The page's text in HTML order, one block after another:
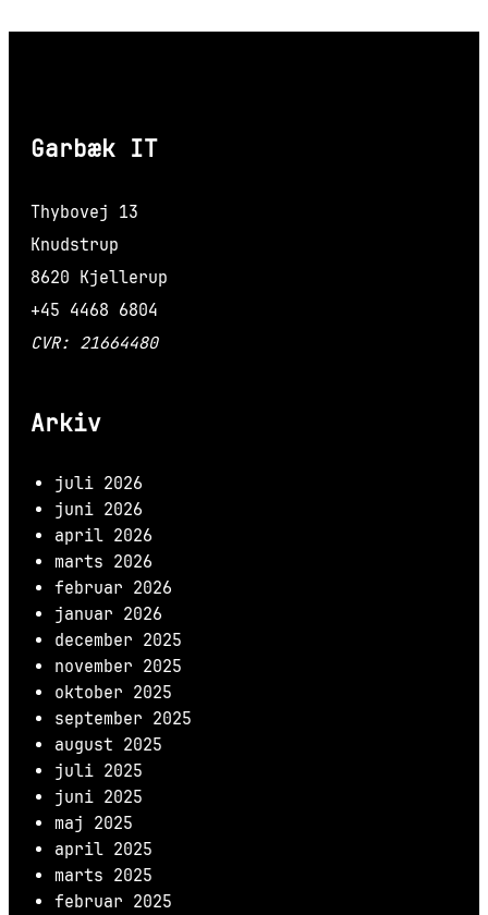
Garbæk IT
Thybovej 13
Knudstrup
8620 Kjellerup
+45 4468 6804
CVR: 21664480
Arkiv
juli 2026
juni 2026
april 2026
marts 2026
februar 2026
januar 2026
december 2025
november 2025
oktober 2025
september 2025
august 2025
juli 2025
juni 2025
maj 2025
april 2025
marts 2025
februar 2025